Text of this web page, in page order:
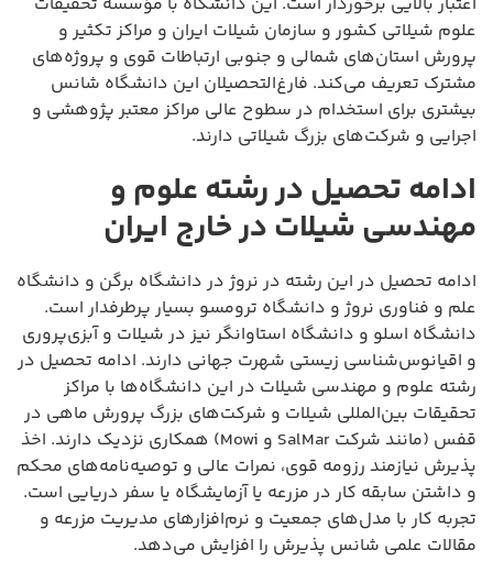
علوم شیلاتی کشور و سازمان شیلات ایران و مراکز تکثیر و
پرورش استان‌های شمالی و جنوبی ارتباطات قوی و پروژه‌های
مشترک تعریف می‌کند. فارغ‌التحصیلان این دانشگاه شانس
بیشتری برای استخدام در سطوح عالی مراکز معتبر پژوهشی و
اجرایی و شرکت‌های بزرگ شیلاتی دارند.
ادامه تحصیل در رشته علوم و
مهندسی شیلات در خارج ایران
ادامه تحصیل در این رشته در نروژ در دانشگاه برگن و دانشگاه
علم و فناوری نروژ و دانشگاه ترومسو بسیار پرطرفدار است.
دانشگاه اسلو و دانشگاه استاوانگر نیز در شیلات و آبزی‌پروری
و اقیانوس‌شناسی زیستی شهرت جهانی دارند. ادامه تحصیل در
رشته علوم و مهندسی شیلات در این دانشگاه‌ها با مراکز
تحقیقات بین‌المللی شیلات و شرکت‌های بزرگ پرورش ماهی در
قفس (مانند شرکت SalMar و Mowi) همکاری نزدیک دارند. اخذ
پذیرش نیازمند رزومه قوی، نمرات عالی و توصیه‌نامه‌های محکم
و داشتن سابقه کار در مزرعه یا آزمایشگاه یا سفر دریایی است.
تجربه کار با مدل‌های جمعیت و نرم‌افزارهای مدیریت مزرعه و
مقالات علمی شانس پذیرش را افزایش می‌دهد.